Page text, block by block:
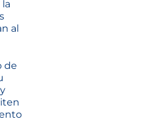
al
de